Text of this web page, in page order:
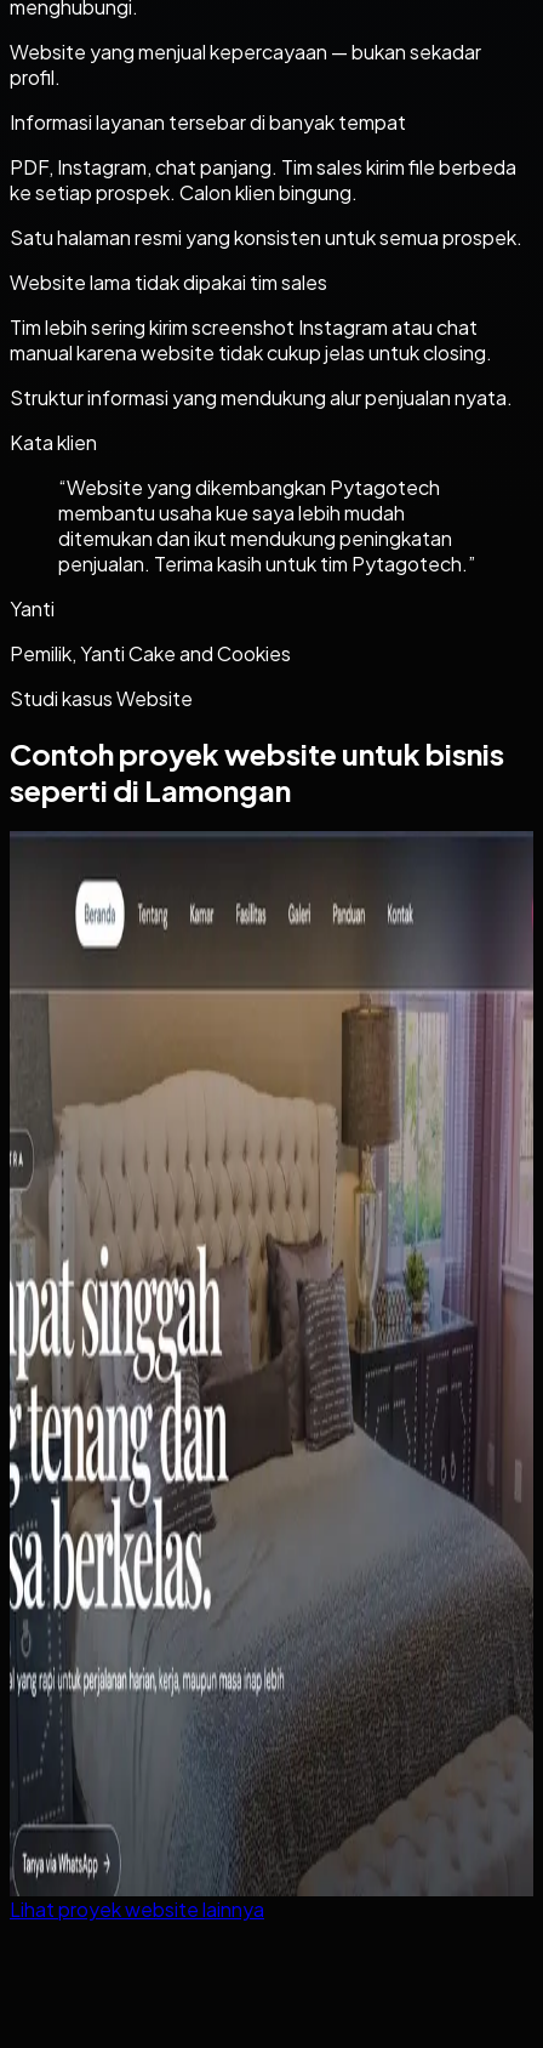
menghubungi.
Website yang menjual kepercayaan — bukan sekadar
profil.
Informasi layanan tersebar di banyak tempat
PDF, Instagram, chat panjang. Tim sales kirim file berbeda
ke setiap prospek. Calon klien bingung.
Satu halaman resmi yang konsisten untuk semua prospek.
Website lama tidak dipakai tim sales
Tim lebih sering kirim screenshot Instagram atau chat
manual karena website tidak cukup jelas untuk closing.
Struktur informasi yang mendukung alur penjualan nyata.
Kata klien
“Website yang dikembangkan Pytagotech
membantu usaha kue saya lebih mudah
ditemukan dan ikut mendukung peningkatan
penjualan. Terima kasih untuk tim Pytagotech.”
Yanti
Pemilik, Yanti Cake and Cookies
Studi kasusWebsite
Contoh proyekwebsite untuk bisnis
seperti di Lamongan
Wisma Asri Putra
Wisma Asri Putra
Sebelumnya
Klien memiliki penginapan losmen yang dikelola secara
manual. Tamu harus datang langsung atau telepon untuk
tanya kamar. Informasi kamar, harga, dan fasilitas tersebar
di berbagai platform chat.
Yang kami bangun
Kami membuat website profil bisnis yang menampilkan
semua tipe kamar (Standar, Superior, Double), harga per
malam, kapasitas tamu, dan fasilitas lengkap. Dilengkapi
galeri foto untuk setiap tipe kamar dan tombol WhatsApp
untuk pemesanan cepat.
Baca studi kasus lengkap
Lihat proyekwebsitelainnya